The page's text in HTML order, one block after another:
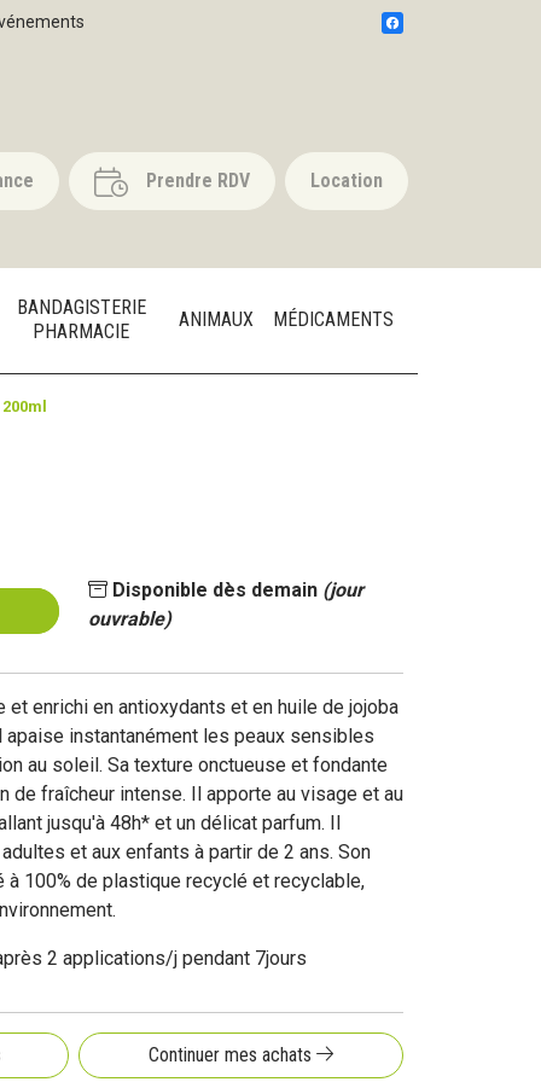
Prendre RDV Location
BANDAGISTERIE
PHARMACIE
ANIMAUX MÉDICAMENTS
Disponible dès demain (jour
ouvrable)
et enrichi en antioxydants et en huile de jojoba
instantanément les peaux sensibles
au soleil. Sa texture onctueuse et fondante
de fraîcheur intense. Il apporte au visage et au
jusqu'à 48h* et un délicat parfum. Il
et aux enfants à partir de 2 ans. Son
100% de plastique recyclé et recyclable,
2 applications/j pendant 7jours
Continuer mes achats